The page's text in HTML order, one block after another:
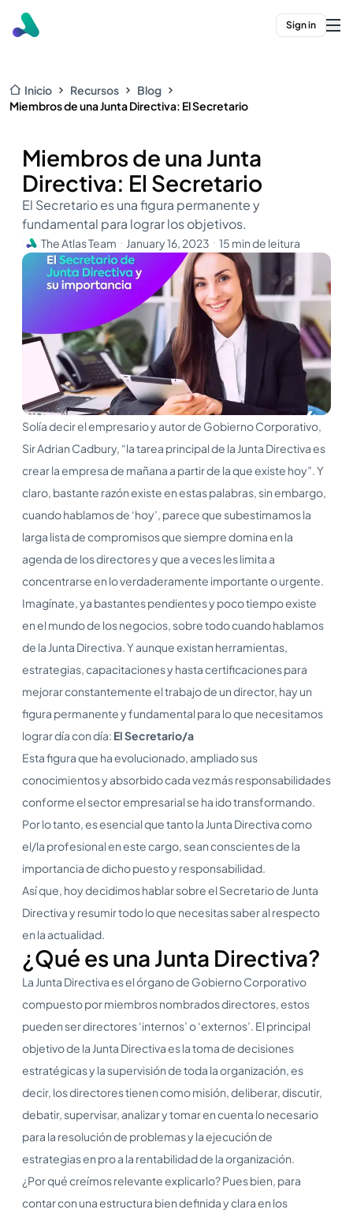
Sign in
Inicio Recursos
Blog
Miembros de una Junta Directiva: El Secretario
Miembros de una Junta
Directiva: El Secretario
El Secretario es una figura permanente y
fundamental para lograr los objetivos.
The Atlas Team ・ January 16, 2023 ・ 15 min de leitura
Solía decir el empresario y autor de Gobierno Corporativo,
Sir Adrian Cadbury, “la tarea principal de la Junta Directiva es
crear la empresa de mañana a partir de la que existe hoy”. Y
claro, bastante razón existe en estas palabras, sin embargo,
cuando hablamos de ‘hoy’, parece que subestimamos la
larga lista de compromisos que siempre domina en la
agenda de los directores y que a veces les limita a
concentrarse en lo verdaderamente importante o urgente.
Imagínate, ya bastantes pendientes y poco tiempo existe
en el mundo de los negocios, sobre todo cuando hablamos
de la Junta Directiva. Y aunque existan herramientas,
estrategias, capacitaciones y hasta certificaciones para
mejorar constantemente el trabajo de un director, hay un
figura permanente y fundamental para lo que necesitamos
lograr día con día: El Secretario/a
Esta figura que ha evolucionado, ampliado sus
conocimientos y absorbido cada vez más responsabilidades
conforme el sector empresarial se ha ido transformando.
Por lo tanto, es esencial que tanto la Junta Directiva como
el/la profesional en este cargo, sean conscientes de la
importancia de dicho puesto y responsabilidad.
Así que, hoy decidimos hablar sobre el Secretario de Junta
Directiva y resumir todo lo que necesitas saber al respecto
en la actualidad.
¿Qué es una Junta Directiva?
La Junta Directiva es el órgano de Gobierno Corporativo
compuesto por miembros nombrados directores, estos
pueden ser directores ‘internos’ o ‘externos’. El principal
objetivo de la Junta Directiva es la toma de decisiones
estratégicas y la supervisión de toda la organización, es
decir, los directores tienen como misión, deliberar, discutir,
debatir, supervisar, analizar y tomar en cuenta lo necesario
para la resolución de problemas y la ejecución de
estrategias en pro a la rentabilidad de la organización.
¿Por qué creímos relevante explicarlo? Pues bien, para
contar con una estructura bien definida y clara en los